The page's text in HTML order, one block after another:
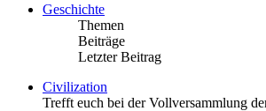
Geschichte
Themen
Beiträge
Letzter Beitrag
Civilization
Trefft euch bei der Vollversammlung